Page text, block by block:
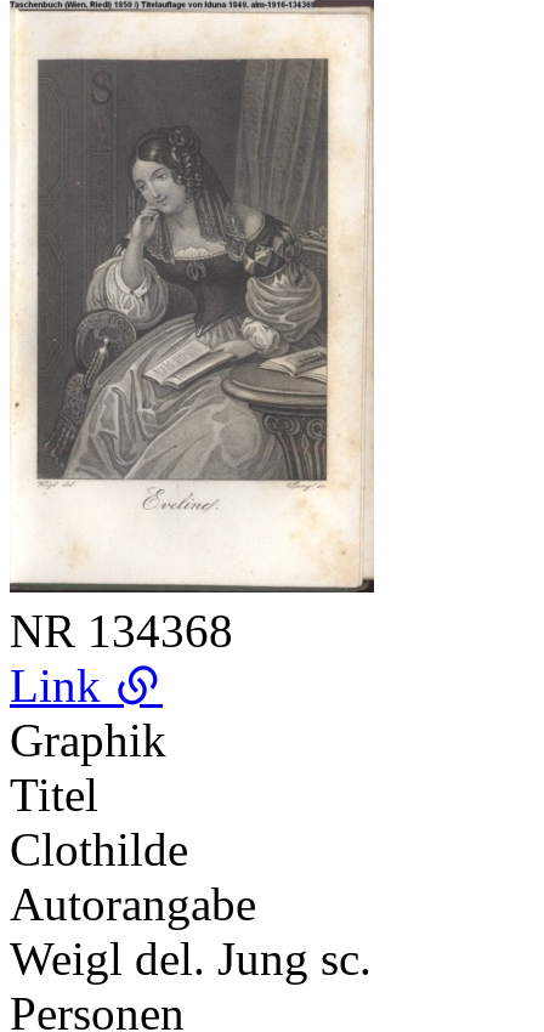
NR 134368
Link
Graphik
Titel
Clothilde
Autorangabe
Weigl del. Jung sc.
Personen